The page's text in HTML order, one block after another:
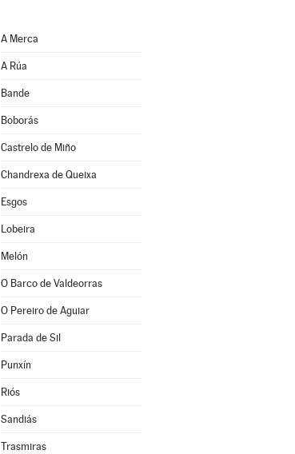
A Merca
A Rúa
Bande
Boborás
Castrelo de Miño
Chandrexa de Queixa
Esgos
Lobeira
Melón
O Barco de Valdeorras
O Pereiro de Aguiar
Parada de Sil
Punxín
Riós
Sandiás
Trasmiras